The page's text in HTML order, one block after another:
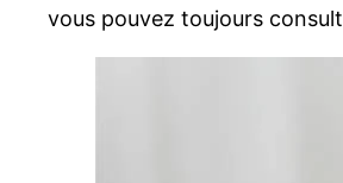
vous pouvez toujours